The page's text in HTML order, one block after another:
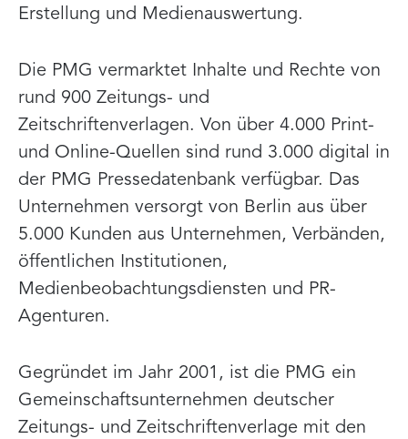
Erstellung und Medienauswertung.
Die PMG vermarktet Inhalte und Rechte von
rund 900 Zeitungs- und
Zeitschriftenverlagen. Von über 4.000 Print-
und Online-Quellen sind rund 3.000 digital in
der PMG Pressedatenbank verfügbar. Das
Unternehmen versorgt von Berlin aus über
5.000 Kunden aus Unternehmen, Verbänden,
öffentlichen Institutionen,
Medienbeobachtungsdiensten und PR-
Agenturen.
Gegründet im Jahr 2001, ist die PMG ein
Gemeinschaftsunternehmen deutscher
Zeitungs- und Zeitschriftenverlage mit den